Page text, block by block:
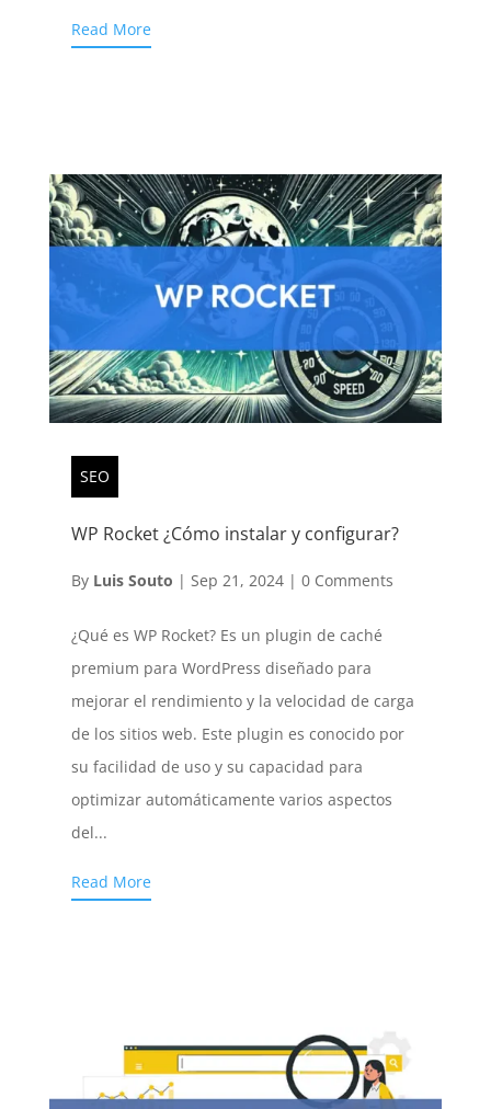
Read More
SEO
WP Rocket ¿Cómo instalar y configurar?
By Luis Souto | Sep 21, 2024| 0 Comments
¿Qué es WP Rocket? Es un plugin de caché
premium para WordPress diseñado para
mejorar el rendimiento y la velocidad de carga
de los sitios web. Este plugin es conocido por
su facilidad de uso y su capacidad para
optimizar automáticamente varios aspectos
del...
Read More